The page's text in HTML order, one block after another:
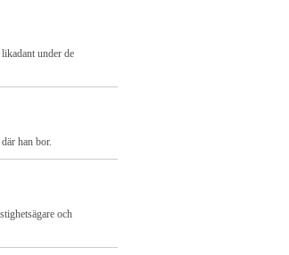
under de
han bor.
och